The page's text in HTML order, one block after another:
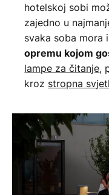
hotelskoj sobi
zajedno u
svaka soba mora
opremu kojom
lampe za čitanje,
kroz stropna